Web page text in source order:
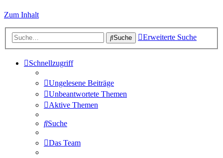
Zum Inhalt
Suche Erweiterte Suche
Schnellzugriff
Ungelesene Beiträge
Unbeantwortete Themen
Aktive Themen
Suche
Das Team